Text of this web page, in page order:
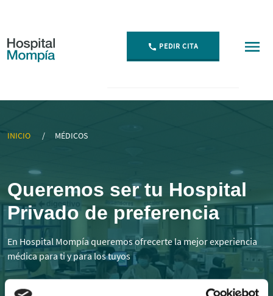
PEDIR CITA
INICIO MÉDICOS
Queremos ser tu Hospital
Privado de preferencia
En Hospital Mompía queremos ofrecerte la mejor experiencia
médica para ti y para los tuyos